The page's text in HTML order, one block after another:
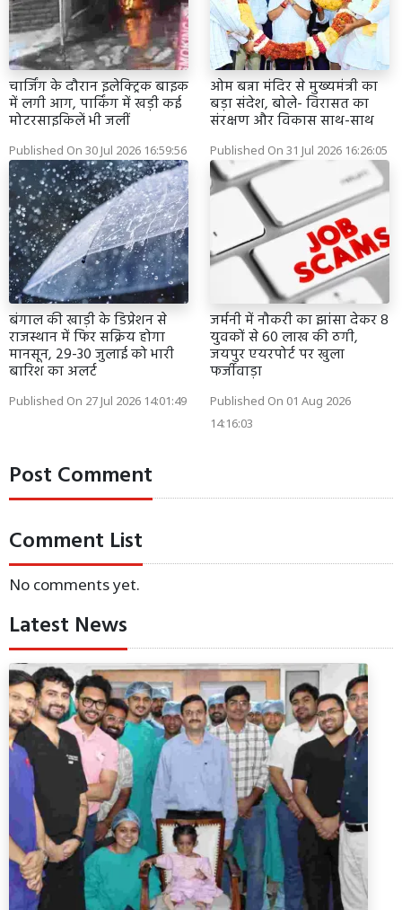
चार्जिंग के दौरान इलेक्ट्रिक बाइक
में लगी आग, पार्किंग में खड़ी कई
मोटरसाइकिलें भी जलीं
Published On 30 Jul 2026 16:59:56
ओम बन्ना मंदिर से मुख्यमंत्री का
बड़ा संदेश, बोले- विरासत का
संरक्षण और विकास साथ-साथ
Published On 31 Jul 2026 16:26:05
बंगाल की खाड़ी के डिप्रेशन से
राजस्थान में फिर सक्रिय होगा
मानसून, 29-30 जुलाई को भारी
बारिश का अलर्ट
Published On 27 Jul 2026 14:01:49
जर्मनी में नौकरी का झांसा देकर 8
युवकों से 60 लाख की ठगी,
जयपुर एयरपोर्ट पर खुला
फर्जीवाड़ा
Published On 01 Aug 2026
14:16:03
Post Comment
Comment List
No comments yet.
Latest News